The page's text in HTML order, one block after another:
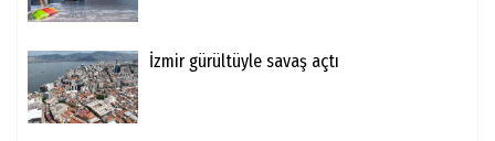
İzmir gürültüyle savaş açtı